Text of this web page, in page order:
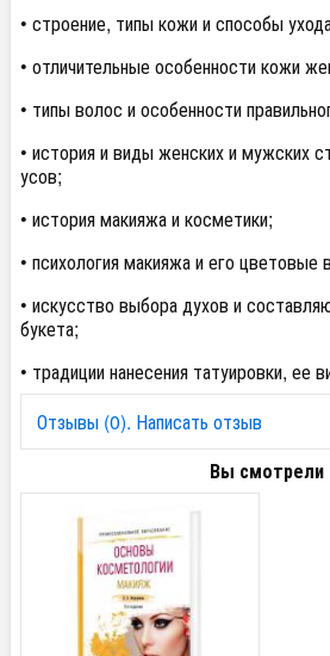
• строение, типы кожи и способы
• отличительные особенности кожи
• типы волос и особенности
• история и виды женских и мужских
усов;
• история макияжа и косметики;
• психология макияжа и его цветовые
• искусство выбора духов и
букета;
• традиции нанесения татуировки, ее
Отзывы (0). Написать отзыв
Вы смотрели